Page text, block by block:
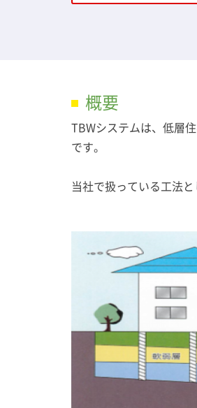
概要
TBWシステムは、低層
です。
当社で扱っている工法